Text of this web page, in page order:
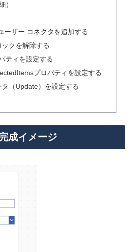
）
ーザー コネクタを追加する
クを解除する
ティを設定する
プロパティを設定する
（Update）を設定する
成イメージ